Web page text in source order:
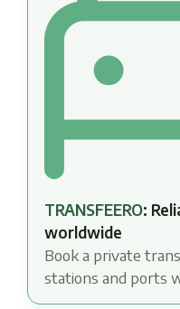
TRANSFEERO:
worldwide
Book a private
stations and ports